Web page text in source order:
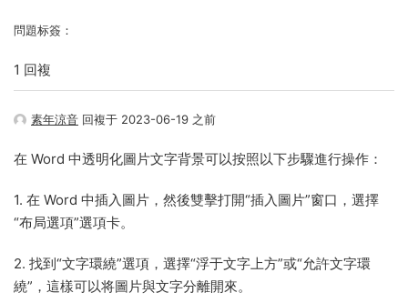
問題标簽：
1 回複
素年涼音 回複于 2023-06-19 之前
在 Word 中透明化圖片文字背景可以按照以下步驟進行操作：
1. 在 Word 中插入圖片，然後雙擊打開“插入圖片”窗口，選擇
“布局選項”選項卡。
2. 找到“文字環繞”選項，選擇“浮于文字上方”或“允許文字環
繞”，這樣可以将圖片與文字分離開來。